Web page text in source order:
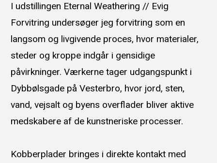
I udstillingen Eternal Weathering // Evig
Forvitring undersøger jeg forvitring som en
langsom og livgivende proces, hvor materialer,
steder og kroppe indgår i gensidige
påvirkninger. Værkerne tager udgangspunkt i
Dybbølsgade på Vesterbro, hvor jord, sten,
vand, vejsalt og byens overflader bliver aktive
medskabere af de kunstneriske processer.
Kobberplader bringes i direkte kontakt med